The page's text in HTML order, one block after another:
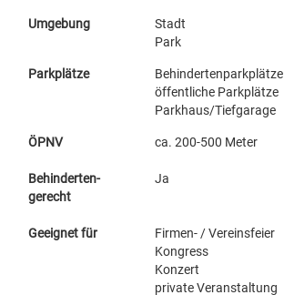
Umgebung
Stadt
Park
Parkplätze
Behindertenparkplätze
öffentliche Parkplätze
Parkhaus/Tiefgarage
ÖPNV ca. 200-500 Meter
Behinderten-
gerecht
Ja
Geeignet für
Firmen- / Vereinsfeier
Kongress
Konzert
private Veranstaltung